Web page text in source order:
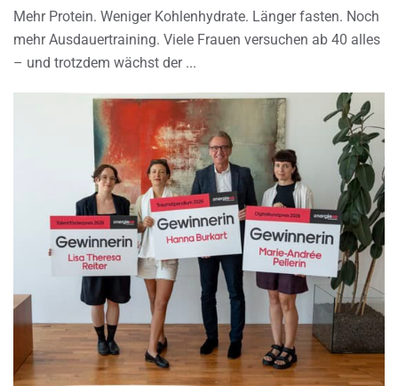
Mehr Protein. Weniger Kohlenhydrate. Länger fasten. Noch
mehr Ausdauertraining. Viele Frauen versuchen ab 40 alles
– und trotzdem wächst der